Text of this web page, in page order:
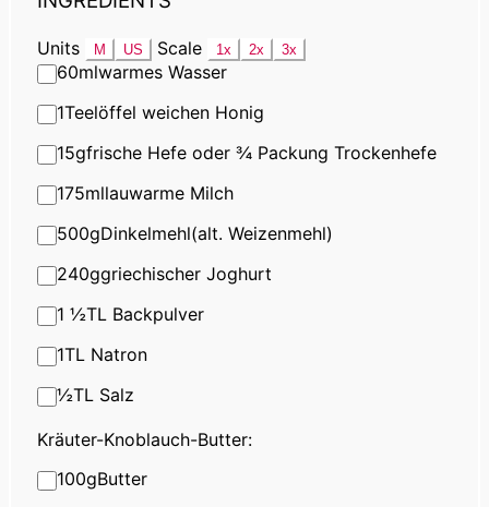
Units M US Scale 1x 2x 3x
60mlwarmes Wasser
1Teelöffel weichen Honig
15gfrische Hefe oder ¾ Packung Trockenhefe
175mllauwarme Milch
500gDinkelmehl(alt. Weizenmehl)
240ggriechischer Joghurt
1 ½TL Backpulver
1TL Natron
½TL Salz
Kräuter-Knoblauch-Butter:
100gButter